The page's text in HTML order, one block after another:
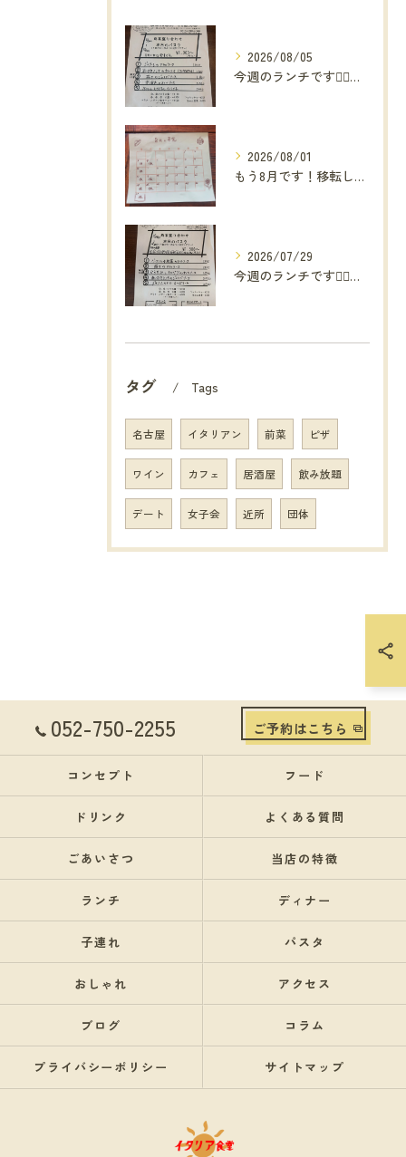
2026/08/05
今週のランチです🙇‍♂️よろしくお願いします。
2026/08/01
もう8月です！移転して丸2年が過ぎ3年目に向かって走り出しま...
2026/07/29
今週のランチです🙇‍♂️よろしくお願いします。
タグ Tags
名古屋 イタリアン 前菜 ピザ
ワイン カフェ 居酒屋 飲み放題
デート 女子会 近所 団体
052-750-2255 ご予約はこちら
コンセプト フード
ドリンク よくある質問
ごあいさつ 当店の特徴
ランチ ディナー
子連れ パスタ
おしゃれ アクセス
ブログ コラム
プライバシーポリシー サイトマップ